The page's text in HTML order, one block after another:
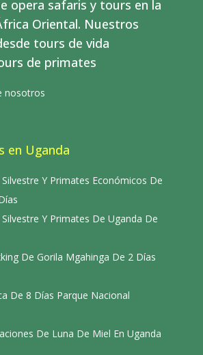
opera safaris y tours en la
Oriental. Nuestros
tours de vida
de primates
nosotros
en Uganda
Y Primates Económicos De
Y Primates De Uganda De
De Gorila Mgahinga De 2 Días
De 8 Días Parque Nacional
De Luna De Miel En Uganda